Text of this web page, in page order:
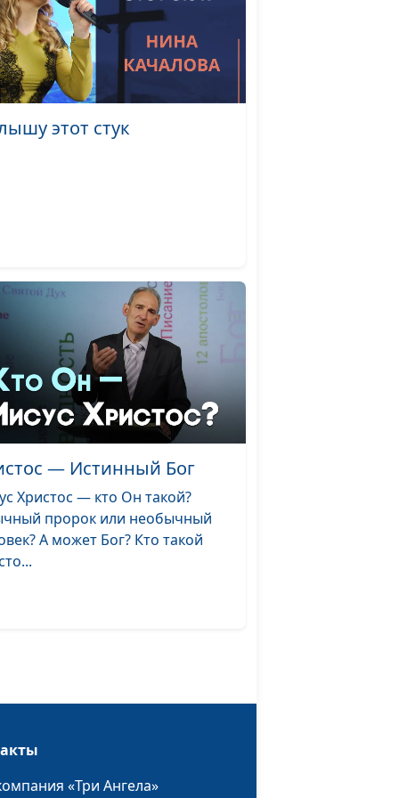
Лола Кафтанова
Лола Кафтанова
Лола Кафтанова
Лола Кафтанова #2094
Маргарита
Колываенко
#2093
Маргарита
Колываенко
#2092
Маргарита
Колываенко
Маргарита
Колываенко
#2090
Маргарита
#2086
Колываенко
этот стук
— Истинный Бог
Христос — кто Он такой?
пророк или необычный
А может Бог? Кто такой
«Три Ангела»